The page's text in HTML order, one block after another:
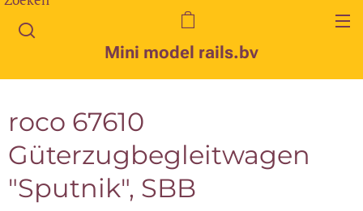
Mini model rails.bv
roco 67610
Güterzugbegleitwagen
"Sputnik", SBB